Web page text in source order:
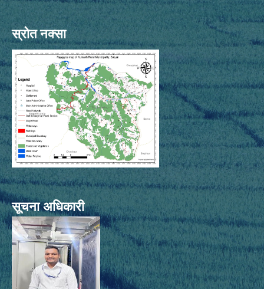
स्रोत नक्सा
सूचना अधिकारी